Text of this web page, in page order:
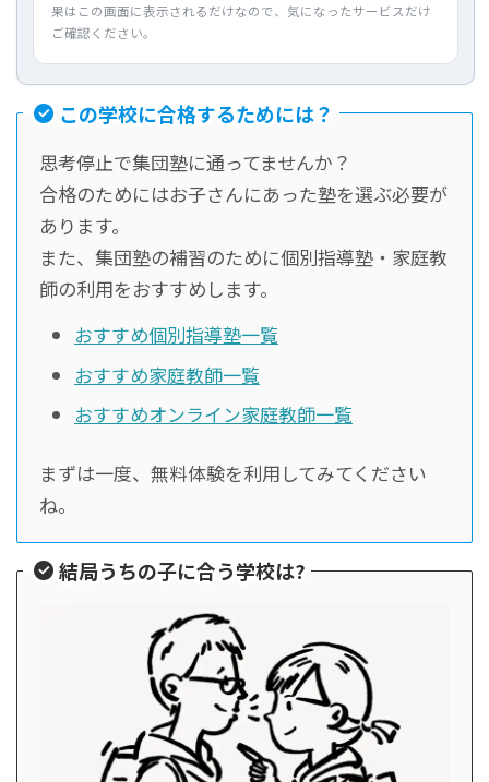
果はこの画面に表示されるだけなので、気になったサービスだけ
ご確認ください。
この学校に合格するためには？
思考停止で集団塾に通ってませんか？
合格のためにはお子さんにあった塾を選ぶ必要が
あります。
また、集団塾の補習のために個別指導塾・家庭教
師の利用をおすすめします。
おすすめ個別指導塾一覧
おすすめ家庭教師一覧
おすすめオンライン家庭教師一覧
まずは一度、無料体験を利用してみてください
ね。
結局うちの子に合う学校は?